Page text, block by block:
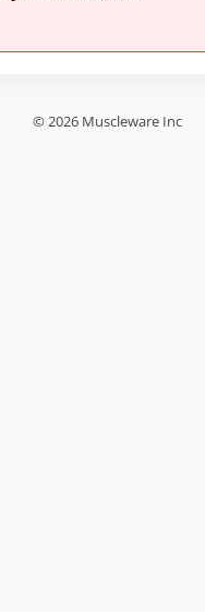
© 2026 Muscleware Inc